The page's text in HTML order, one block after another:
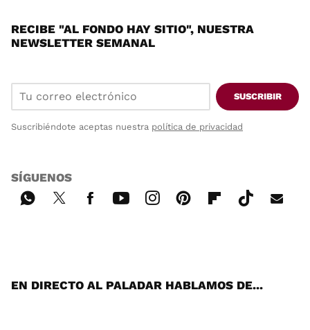
RECIBE "AL FONDO HAY SITIO", NUESTRA
NEWSLETTER SEMANAL
SUSCRIBIR
Suscribiéndote aceptas nuestra política de privacidad
SÍGUENOS
EN DIRECTO AL PALADAR HABLAMOS DE...